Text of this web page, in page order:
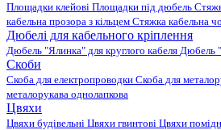
Площадки клейові Площадки під дюбель
кабельна прозора з кільцем Стяжка кабельна
Дюбелі для кабельного кріплення
Дюбель "Ялинка" для круглого кабеля Дюбель
Скоби
Скоба для електропроводки Скоба для
металорукава однолапкова
Цвяхи
Цвяхи будівельні Цвяхи гвинтові Цвяхи